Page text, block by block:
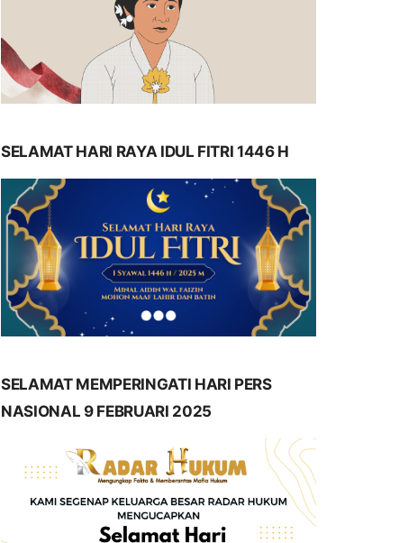
SELAMAT HARI RAYA IDUL FITRI 1446 H
SELAMAT MEMPERINGATI HARI PERS
NASIONAL 9 FEBRUARI 2025